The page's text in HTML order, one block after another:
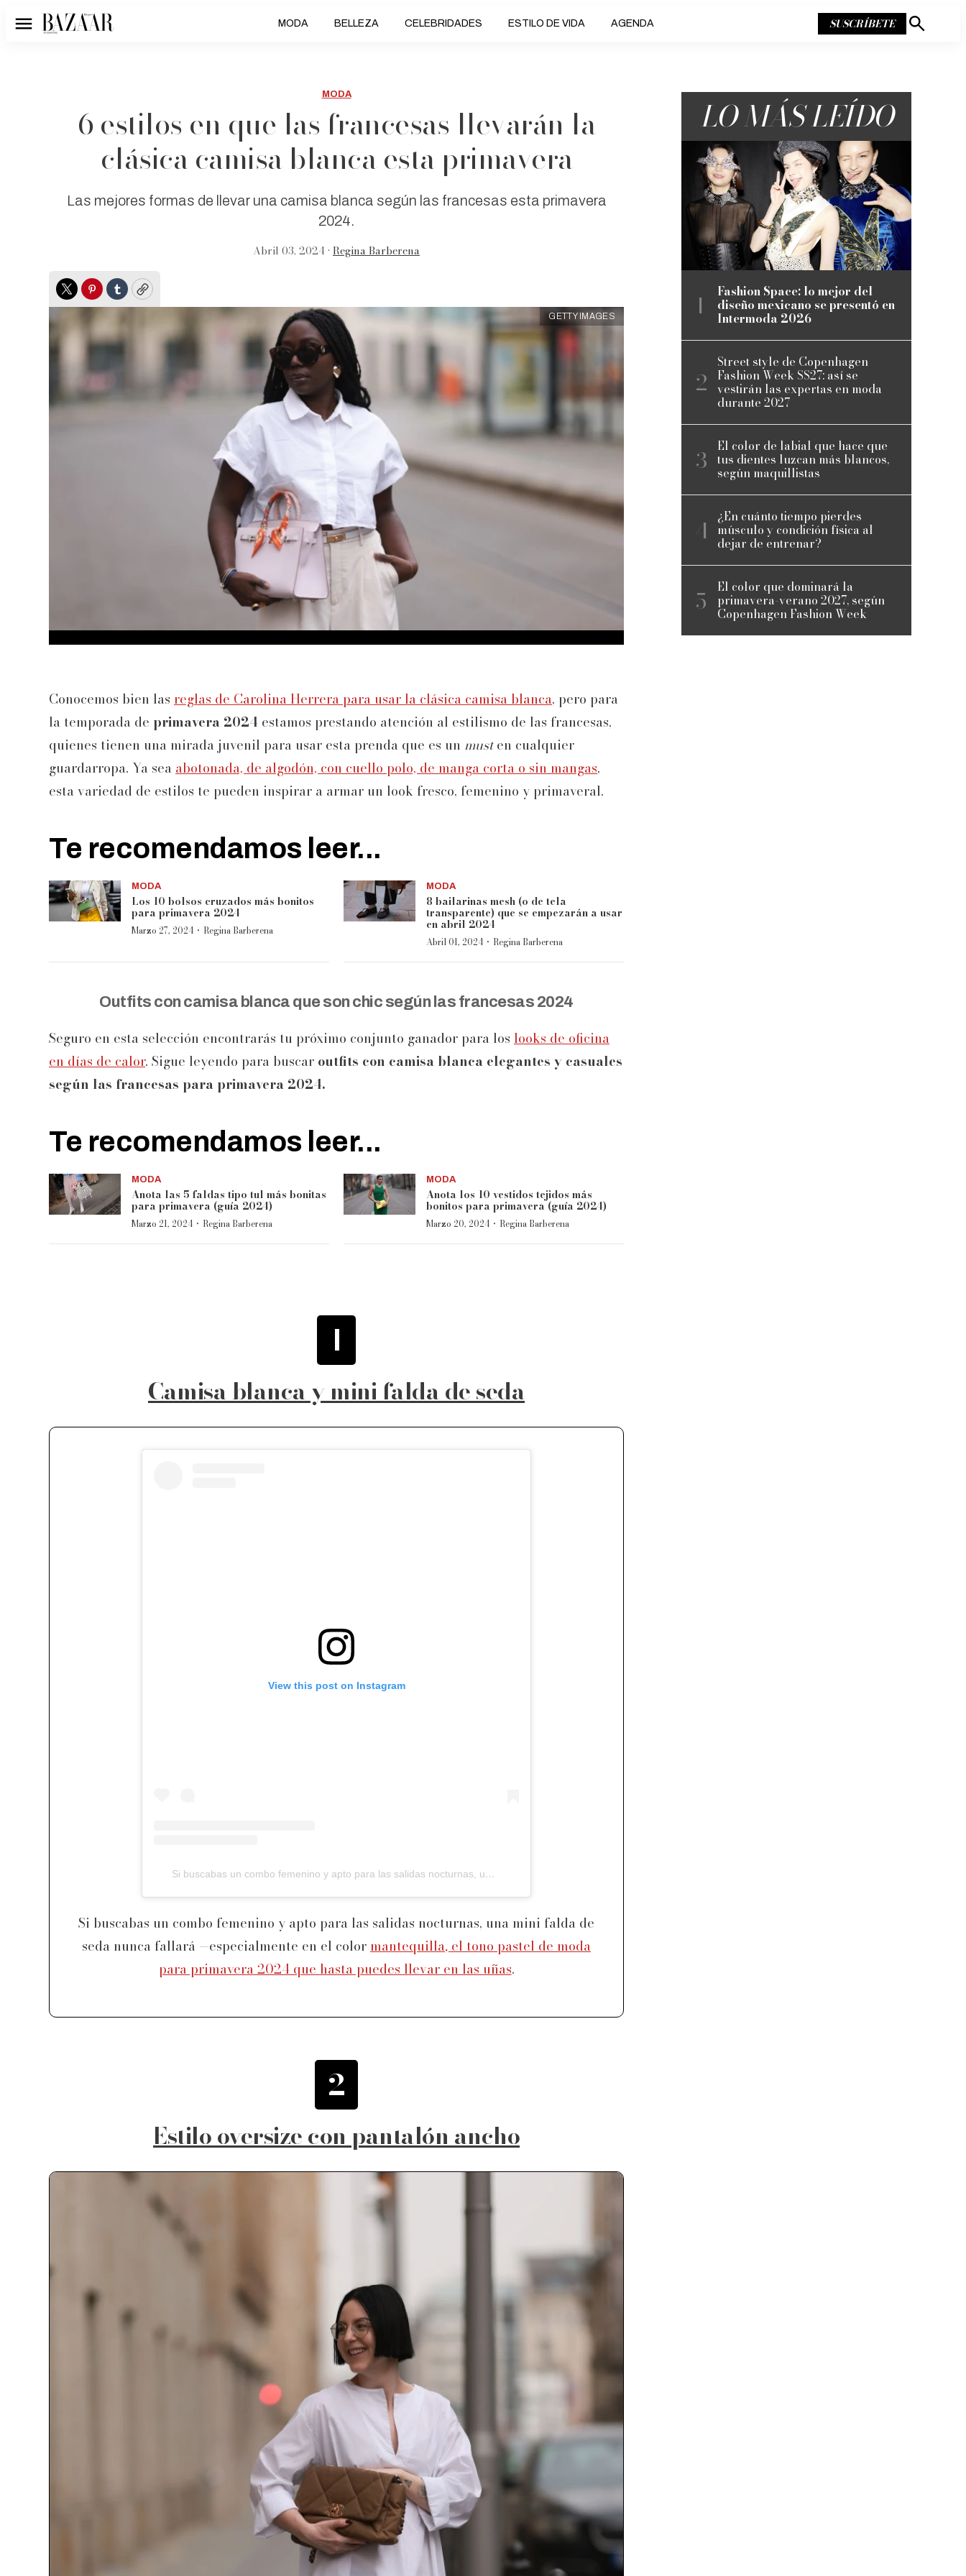
Menú MODA BELLEZA CELEBRIDADES ESTILO DE VIDA AGENDA SUSCRÍBETE
Mostrar
MODA
6 estilos en que las francesas llevarán la
clásica camisa blanca esta primavera
Las mejores formas de llevar una camisa blanca según las francesas esta primavera
2024.
Abril 03, 2024 • Regina Barberena
TwitterPinterest
TumblrCopy
GETTY IMAGES
Conocemos bien las reglas de Carolina Herrera para usar la clásica camisa blanca, pero para
la temporada de primavera 2024 estamos prestando atención al estilismo de las francesas,
quienes tienen una mirada juvenil para usar esta prenda que es un musten cualquier
guardarropa. Ya sea abotonada, de algodón, con cuello polo, de manga corta o sin mangas,
esta variedad de estilos te pueden inspirar a armar un look fresco, femenino y primaveral.
Te recomendamos leer...
MODA
Los 10 bolsos cruzados más bonitos
para primavera 2024
Marzo 27, 2024 · Regina Barberena
MODA
8 bailarinas mesh (o de tela
transparente) que se empezarán a usar
en abril 2024
Abril 01, 2024 · Regina Barberena
Outfits con camisa blanca que son chic según las francesas 2024
Seguro en esta selección encontrarás tu próximo conjunto ganador para los looks de oficina
en días de calor. Sigue leyendo para buscar outfits con camisa blanca elegantes y casuales
según las francesas para primavera 2024.
Te recomendamos leer...
MODA
Anota las 5 faldas tipo tul más bonitas
para primavera (guía 2024)
Marzo 21, 2024 · Regina Barberena
MODA
Anota los 10 vestidos tejidos más
bonitos para primavera (guía 2024)
Marzo 20, 2024 · Regina Barberena
1
Camisa blanca y mini falda de seda
View this post on Instagram
Si buscabas un combo femenino y apto para las salidas nocturnas, una mini falda de seda nunca fallará —especialmente en el color
Si buscabas un combo femenino y apto para las salidas nocturnas, una mini falda de
seda nunca fallará —especialmente en el color mantequilla, el tono pastel de moda
para primavera 2024 que hasta puedes llevar en las uñas.
2
Estilo oversize con pantalón ancho
LO MÁS LEÍDO
Fashion Space: lo mejor del
diseño mexicano se presentó en
Intermoda 2026
Street style de Copenhagen
Fashion Week SS27: así se
vestirán las expertas en moda
durante 2027
El color de labial que hace que
tus dientes luzcan más blancos,
según maquillistas
¿En cuánto tiempo pierdes
músculo y condición física al
dejar de entrenar?
El color que dominará la
primavera-verano 2027, según
Copenhagen Fashion Week